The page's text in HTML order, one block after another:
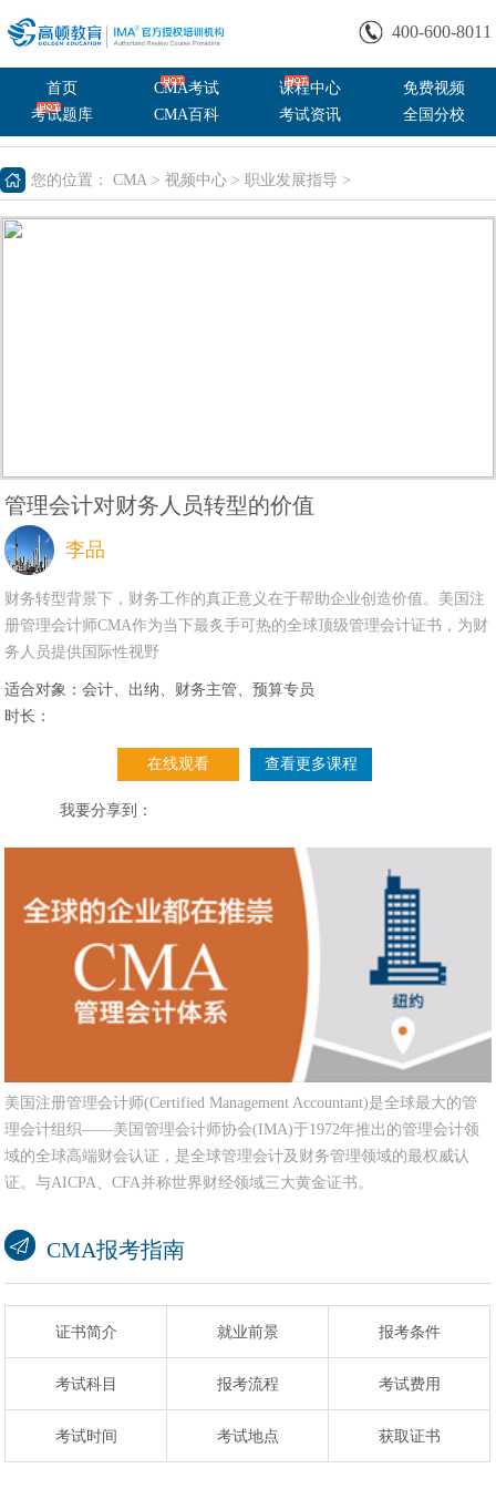
400-600-8011
首页 CMA考试 课程中心
免费视频
考试题库
CMA百科 考试资讯 全国分校
您的位置： CMA > 视频中心 > 职业发展指导 >
管理会计对财务人员转型的价值
李品
财务转型背景下，财务工作的真正意义在于帮助企业创造价值。美国注
册管理会计师CMA作为当下最炙手可热的全球顶级管理会计证书，为财
务人员提供国际性视野
适合对象：会计、出纳、财务主管、预算专员
时长：
在线观看 查看更多课程
美国注册管理会计师(Certified Management Accountant)是全球最大的管
理会计组织——美国管理会计师协会(IMA)于1972年推出的管理会计领
域的全球高端财会认证，是全球管理会计及财务管理领域的最权威认
证。与AICPA、CFA并称世界财经领域三大黄金证书。
CMA报考指南
证书简介 就业前景 报考条件
考试科目 报考流程 考试费用
考试时间 考试地点 获取证书